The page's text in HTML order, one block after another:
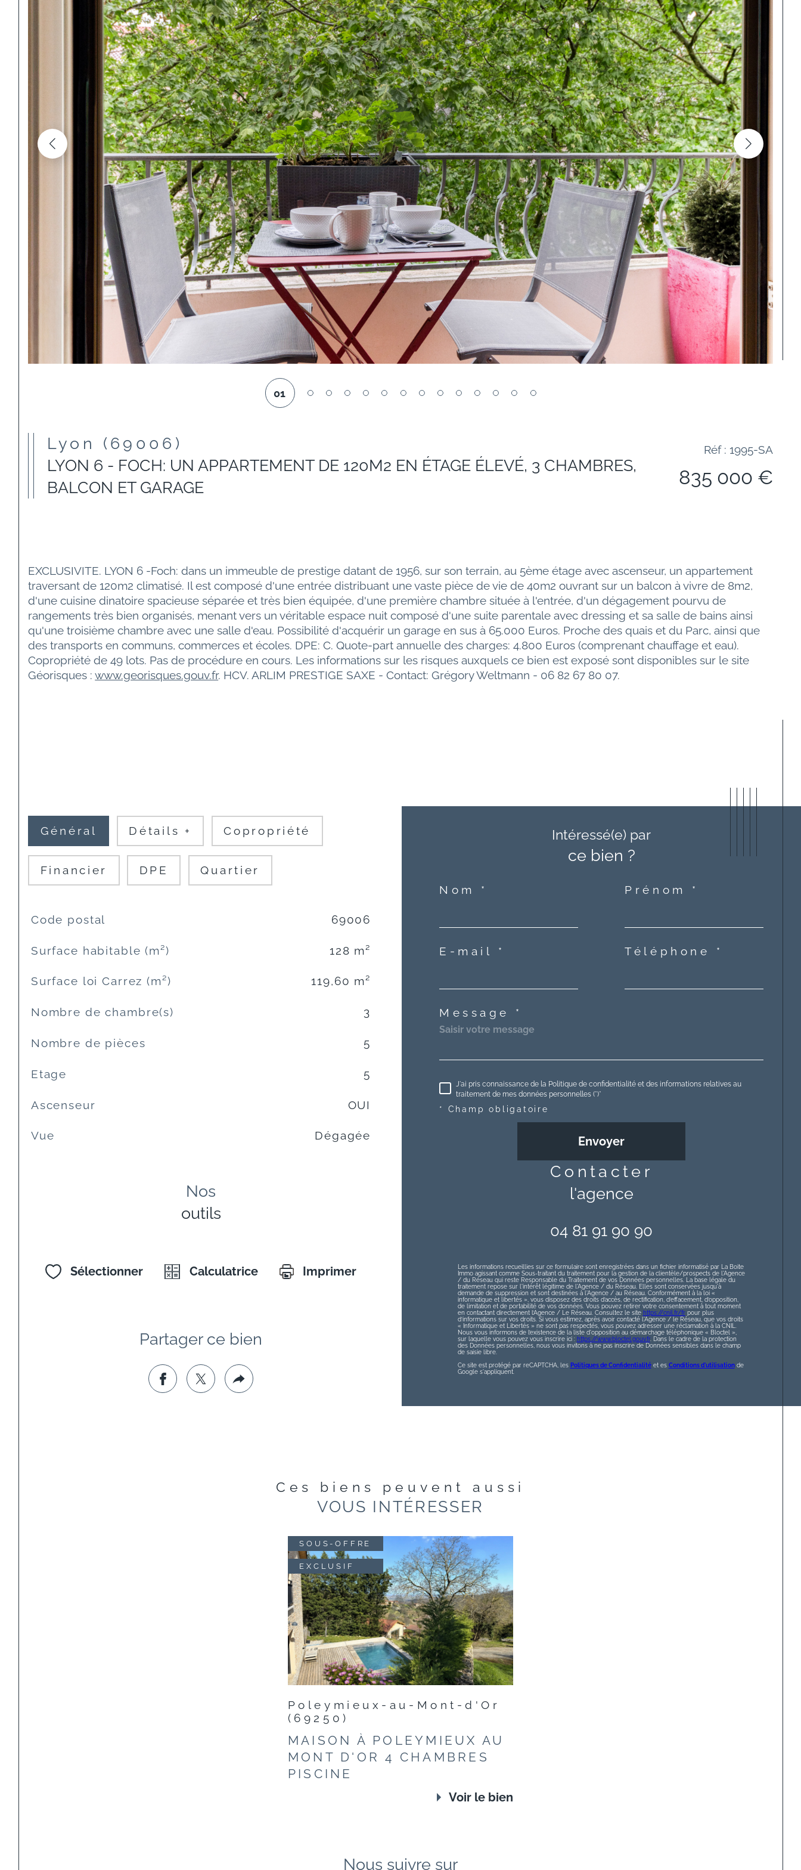
01
Lyon (69006)
LYON 6 - FOCH: UN APPARTEMENT DE 120M2 EN ÉTAGE ÉLEVÉ, 3 CHAMBRES,
BALCON ET GARAGE
Réf : 1995-SA
835 000 €
EXCLUSIVITE. LYON 6 -Foch: dans un immeuble de prestige datant de 1956, sur son terrain, au 5ème étage avec ascenseur, un appartement
traversant de 120m2 climatisé. Il est composé d'une entrée distribuant une vaste pièce de vie de 40m2 ouvrant sur un balcon à vivre de 8m2,
d'une cuisine dinatoire spacieuse séparée et très bien équipée, d'une première chambre située à l'entrée, d'un dégagement pourvu de
rangements très bien organisés, menant vers un véritable espace nuit composé d'une suite parentale avec dressing et sa salle de bains ainsi
qu'une troisième chambre avec une salle d'eau. Possibilité d'acquérir un garage en sus à 65.000 Euros. Proche des quais et du Parc, ainsi que
des transports en communs, commerces et écoles. DPE: C. Quote-part annuelle des charges: 4.800 Euros (comprenant chauffage et eau).
Copropriété de 49 lots. Pas de procédure en cours. Les informations sur les risques auxquels ce bien est exposé sont disponibles sur le site
Géorisques : www.georisques.gouv.fr. HCV. ARLIM PRESTIGE SAXE - Contact: Grégory Weltmann - 06 82 67 80 07.
Général Détails + Copropriété
Financier DPE Quartier
TRAD_SIROCCO_Caracteristique
Code postal 69006
Surface habitable (m²) 128 m²
Surface loi Carrez (m²) 119,60 m²
Nombre de chambre(s) 3
Nombre de pièces 5
Etage 5
Ascenseur OUI
Vue Dégagée
Nos
outils
Sélectionner Calculatrice Imprimer
Partager ce bien
Intéressé(e) par
ce bien ?
Nom * Prénom *
E-mail * Téléphone *
Message *
J'ai pris connaissance de la Politique de confidentialité et des informations relatives au
traitement de mes données personnelles (*)*
* Champ obligatoire
Envoyer
contacter
l'agence
04 81 91 90 90
Les informations recueillies sur ce formulaire sont enregistrées dans un fichier informatisé par La Boite
Immo agissant comme Sous-traitant du traitement pour la gestion de la clientèle/prospects de l'Agence
/ du Réseau qui reste Responsable du Traitement de vos Données personnelles. La base légale du
traitement repose sur l'intérêt légitime de l'Agence / du Réseau. Elles sont conservées jusqu'à
demande de suppression et sont destinées à l'Agence / au Réseau. Conformément à la loi «
informatique et libertés », vous disposez des droits d’accès, de rectification, d’effacement, d’opposition,
de limitation et de portabilité de vos données. Vous pouvez retirer votre consentement à tout moment
en contactant directement l’Agence / Le Réseau. Consultez le site https://cnil.fr/frpour plus
d’informations sur vos droits. Si vous estimez, après avoir contacté l'Agence / le Réseau, que vos droits
« Informatique et Libertés » ne sont pas respectés, vous pouvez adresser une réclamation à la CNIL.
Nous vous informons de l’existence de la liste d'opposition au démarchage téléphonique « Bloctel »,
sur laquelle vous pouvez vous inscrire ici : https://www.bloctel.gouv.fr. Dans le cadre de la protection
des Données personnelles, nous vous invitons à ne pas inscrire de Données sensibles dans le champ
de saisie libre.
Ce site est protégé par reCAPTCHA, les Politiques de Confidentialitéet es Conditions d'utilisationde
Google s'appliquent.
Ces biens peuvent aussi
VOUS INTÉRESSER
SOUS-OFFRE
EXCLUSIF
Poleymieux-au-Mont-d'Or
(69250)
MAISON À POLEYMIEUX AU
MONT D'OR 4 CHAMBRES
PISCINE
Voir le bien
Nous suivre sur